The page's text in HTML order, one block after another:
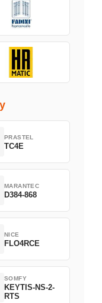
PRASTEL
TC4E
MARANTEC
D384-868
NICE
FLO4RCE
SOMFY
KEYTIS-NS-2-
RTS